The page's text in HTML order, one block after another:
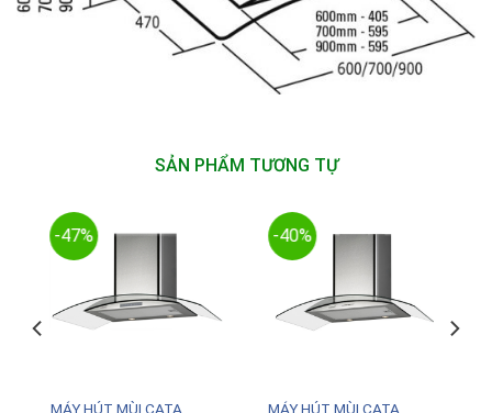
SẢN PHẨM TƯƠNG TỰ
-47%
MÁY HÚT MÙI CATA
-40%
MÁY HÚT MÙI CATA